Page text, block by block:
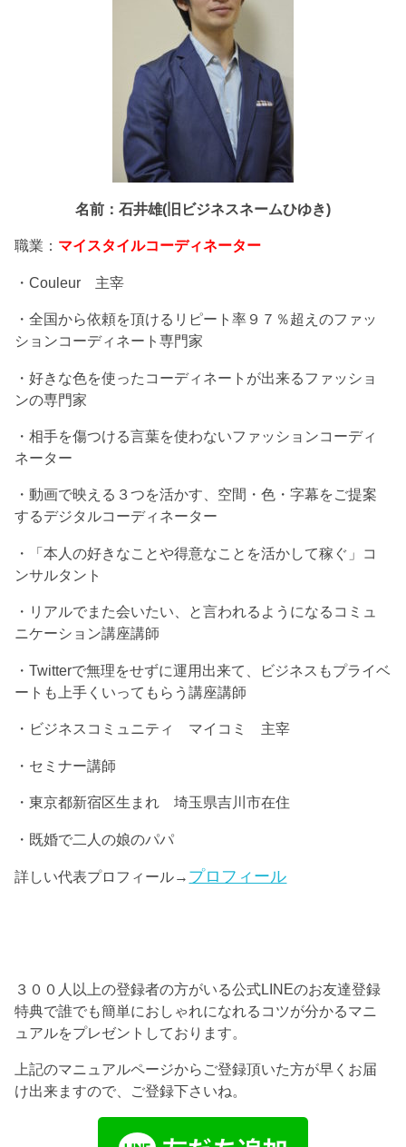
名前：石井雄(旧ビジネスネームひゆき)
職業： マイスタイルコーディネーター
・Couleur 主宰
・全国から依頼を頂けるリピート率９７％超えのファッ
ションコーディネート専門家
・好きな色を使ったコーディネートが出来るファッショ
ンの専門家
・相手を傷つける言葉を使わないファッションコーディ
ネーター
・動画で映える３つを活かす、空間・色・字幕をご提案
するデジタルコーディネーター
・「本人の好きなことや得意なことを活かして稼ぐ」コ
ンサルタント
・リアルでまた会いたい、と言われるようになるコミュ
ニケーション講座講師
・Twitterで無理をせずに運用出来て、ビジネスもプライベ
ートも上手くいってもらう講座講師
・ビジネスコミュニティ マイコミ 主宰
・セミナー講師
・東京都新宿区生まれ 埼玉県吉川市在住
・既婚で二人の娘のパパ
詳しい代表プロフィール→ プロフィール
３００人以上の登録者の方がいる公式LINEのお友達登録
特典で誰でも簡単におしゃれになれるコツが分かるマニ
ュアルをプレゼントしております。
上記のマニュアルページからご登録頂いた方が早くお届
け出来ますので、ご登録下さいね。